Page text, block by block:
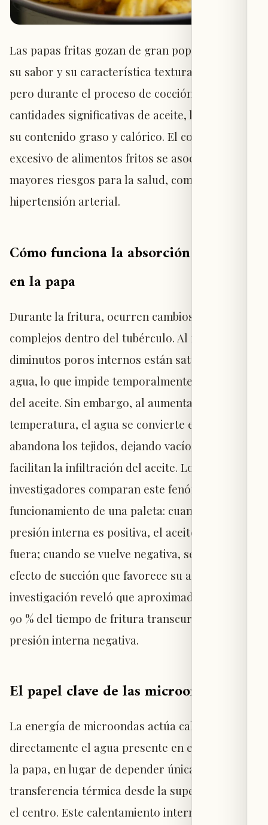
Las papas fritas gozan de gran popularidad por
su sabor y su característica textura crujiente,
pero durante el proceso de cocción absorben
cantidades significativas de aceite, lo que eleva
su contenido graso y calórico. El consumo
excesivo de alimentos fritos se asocia con
mayores riesgos para la salud, como obesidad e
hipertensión arterial.
Cómo funciona la absorción de aceite
en la papa
Durante la fritura, ocurren cambios físicos
complejos dentro del tubérculo. Al inicio, los
diminutos poros internos están saturados de
agua, lo que impide temporalmente la entrada
del aceite. Sin embargo, al aumentar la
temperatura, el agua se convierte en vapor y
abandona los tejidos, dejando vacíos que
facilitan la infiltración del aceite. Los
investigadores comparan este fenómeno con el
funcionamiento de una paleta: cuando la
presión interna es positiva, el aceite permanece
fuera; cuando se vuelve negativa, se genera un
efecto de succión que favorece su absorción. La
investigación reveló que aproximadamente el
90 % del tiempo de fritura transcurre bajo
presión interna negativa.
El papel clave de las microondas
La energía de microondas actúa calentando
directamente el agua presente en el interior de
la papa, en lugar de depender únicamente de la
transferencia térmica desde la superficie hacia
el centro. Este calentamiento interno acelera la